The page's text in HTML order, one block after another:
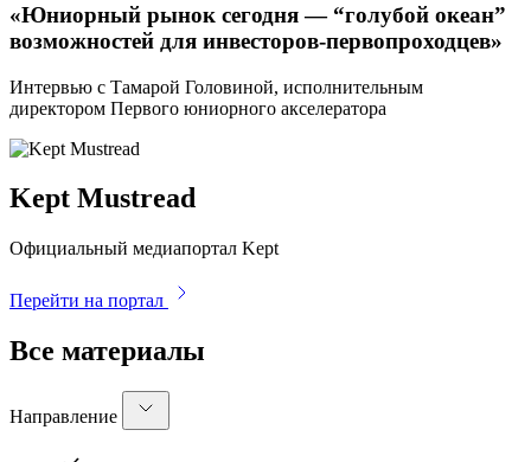
«Юниорный рынок сегодня — “голубой океан”
возможностей для инвесторов-первопроходцев»
Интервью с Тамарой Головиной, исполнительным
директором Первого юниорного акселератора
Kept Mustread
Официальный медиапортал Kept
Перейти на портал
Все материалы
Направление